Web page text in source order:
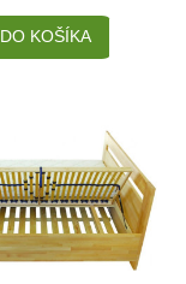
DO KOŠÍKA